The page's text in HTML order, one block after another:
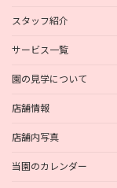
スタッフ紹介
サービス一覧
園の見学について
店舗情報
店舗内写真
当園のカレンダー